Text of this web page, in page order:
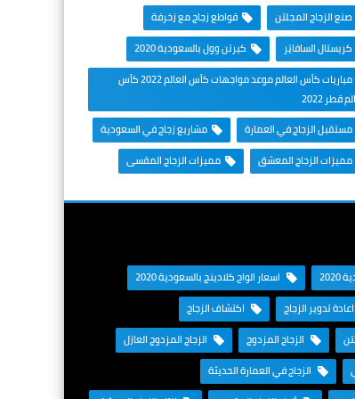
صنع الزجاج المجلتن
قواطع زجاج مع زخرفة
كريستال السافايَر
كيرتن وول بالسعودية 2020
مباريات كأس العالم موعد مواجهات كأس العالم 2022 كأس
قطر 2022
مستقبل الزجاج في العمارة
مشاريع زجاج في السعودية
مميزات الزجاج المعشق
مميزات الزجاج المقسى
اسعار الواح كلادينج بالسعودية 2020
اعادة تدوير الزجاج
اكتشاف الزجاج
الزجاج المزدوج
الزجاج المزدوج العازل
الزجاج في العمارة الحديثة